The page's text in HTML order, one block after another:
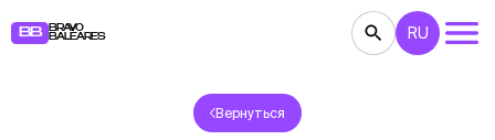
BB
BRAVO
BALEARES
КОНЦЕРТЫ ТЕАТР
RU
Вернуться